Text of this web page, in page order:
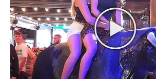
als wir uns vorstellen können. In
zu Hause so beliebt, dass viele
als wertvollen Bestandteil ihrer
betrachten.
Der Grund für die Beliebtheit